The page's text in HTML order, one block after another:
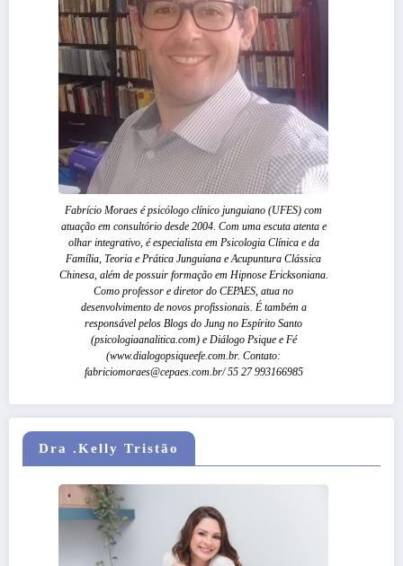
Fabrício Moraes é psicólogo clínico junguiano (UFES) com
atuação em consultório desde 2004. Com uma escuta atenta e
olhar integrativo, é especialista em Psicologia Clínica e da
Família, Teoria e Prática Junguiana e Acupuntura Clássica
Chinesa, além de possuir formação em Hipnose Ericksoniana.
Como professor e diretor do CEPAES, atua no
desenvolvimento de novos profissionais. É também a
responsável pelos Blogs do Jung no Espírito Santo
(psicologiaanalitica.com) e Diálogo Psique e Fé
(www.dialogopsiqueefe.com.br. Contato:
fabriciomoraes@cepaes.com.br/ 55 27 993166985
Dra .Kelly Tristão